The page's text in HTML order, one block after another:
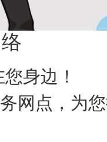
身边！
网点，为